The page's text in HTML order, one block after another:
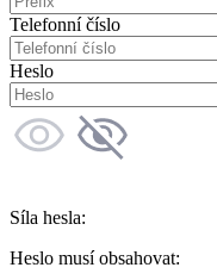
Telefonní číslo
Heslo
Síla hesla:
Heslo musí obsahovat: